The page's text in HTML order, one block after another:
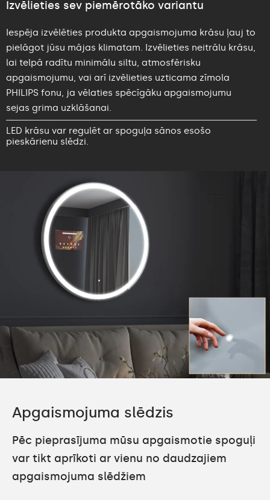
Izvēlieties sev piemērotāko variantu
Iespēja izvēlēties produkta apgaismojuma krāsu ļauj to
pielāgot jūsu mājas klimatam. Izvēlieties neitrālu krāsu,
lai telpā radītu minimālu siltu, atmosfērisku
apgaismojumu, vai arī izvēlieties uzticama zīmola
PHILIPS fonu, ja vēlaties spēcīgāku apgaismojumu
sejas grima uzklāšanai.
LED krāsu var regulēt ar spoguļa sānos esošo
pieskārienu slēdzi.
Apgaismojuma slēdzis
Pēc pieprasījuma mūsu apgaismotie spoguļi
var tikt aprīkoti ar vienu no daudzajiem
apgaismojuma slēdžiem